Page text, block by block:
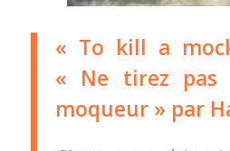
« To kill a
« Ne tirez pas
moqueur » par